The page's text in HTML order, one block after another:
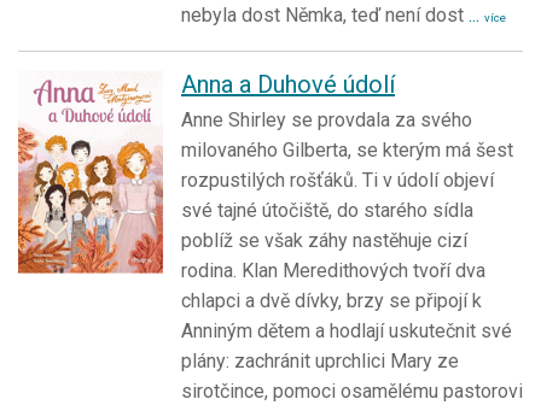
nebyla dost Němka, teď není dost ... více
Anna a Duhové údolí
Anne Shirley se provdala za svého
milovaného Gilberta, se kterým má šest
rozpustilých rošťáků. Ti v údolí objeví
své tajné útočiště, do starého sídla
poblíž se však záhy nastěhuje cizí
rodina. Klan Meredithových tvoří dva
chlapci a dvě dívky, brzy se připojí k
Anniným dětem a hodlají uskutečnit své
plány: zachránit uprchlici Mary ze
sirotčince, pomoci osamělému pastorovi